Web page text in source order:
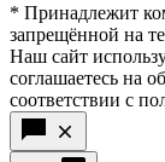
* Принадлежит
запрещённой на
Наш сайт
соглашаетесь на
соответствии с